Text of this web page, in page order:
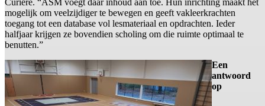
Curiëre. “ASM voegt daar inhoud aan toe. Hun inrichting maakt het
mogelijk om veelzijdiger te bewegen en geeft vakleerkrachten
toegang tot een database vol lesmateriaal en opdrachten. Ieder
halfjaar krijgen ze bovendien scholing om die ruimte optimaal te
benutten.”
Een
antwoord
op